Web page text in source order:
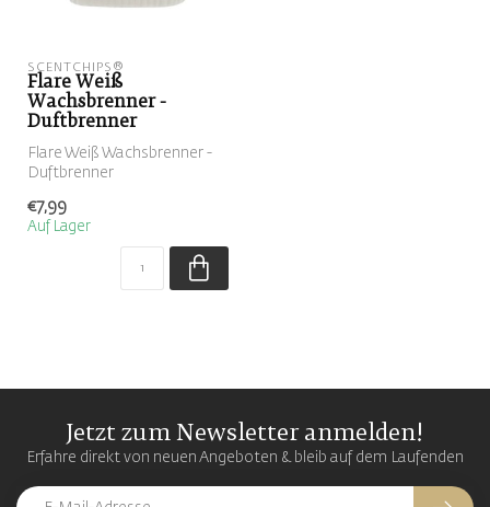
SCENTCHIPS®
Flare Weiß
Wachsbrenner -
Duftbrenner
Flare Weiß Wachsbrenner -
Duftbrenner
€7,99
Auf Lager
Jetzt zum Newsletter anmelden!
Erfahre direkt von neuen Angeboten & bleib auf dem Laufenden